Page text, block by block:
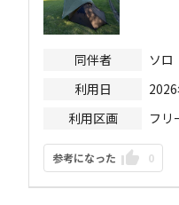
同伴者
ソロ
利用日
利用区画
フリ
参考になった 0